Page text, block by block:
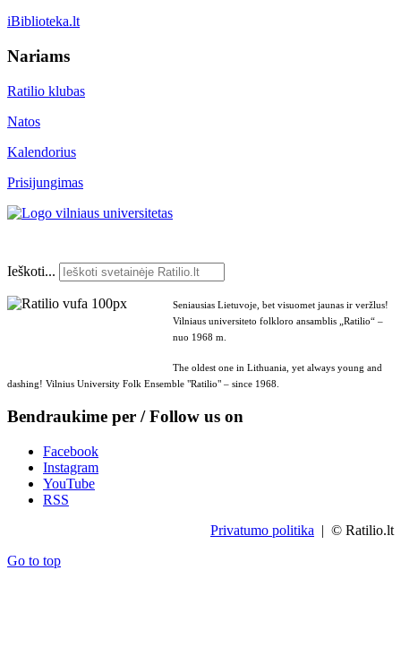
iBiblioteka.lt
Nariams
Ratilio klubas
Natos
Kalendorius
Prisijungimas
Ieškoti...
Seniausias Lietuvoje, bet visuomet jaunas ir veržlus!
Vilniaus universiteto folkloro ansamblis „Ratilio“ –
nuo 1968 m.
The oldest one in Lithuania, yet always young and
dashing! Vilnius University Folk Ensemble "Ratilio" – since 1968.
Bendraukime per / Follow us on
Facebook
Instagram
YouTube
RSS
Privatumo politika | © Ratilio.lt
Go to top